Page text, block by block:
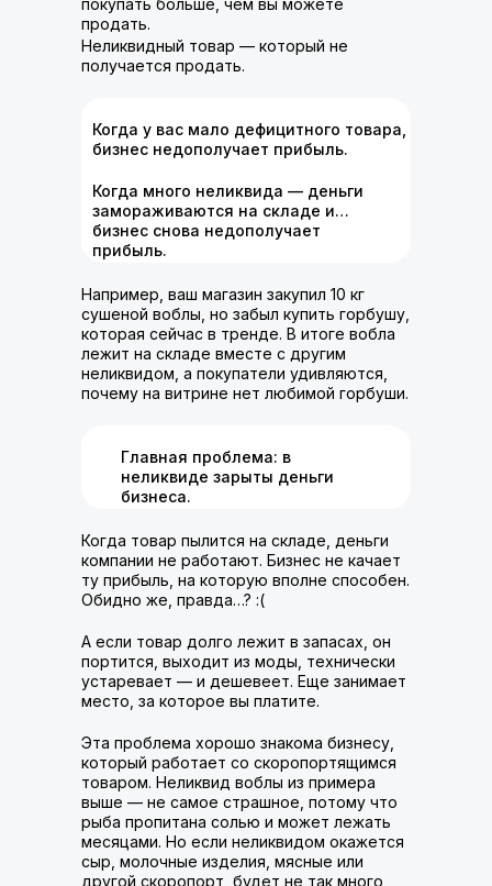
покупать больше, чем вы можете
продать.
Когда у вас мало дефицитного товара,
бизнес недополучает прибыль.
Неликвидный товар — который не
получается продать.
Например, ваш магазин закупил 10 кг
сушеной воблы, но забыл купить горбушу,
которая сейчас в тренде. В итоге вобла
лежит на складе вместе с другим
неликвидом, а покупатели удивляются,
почему на витрине нет любимой горбуши.
Когда много неликвида — деньги
замораживаются на складе и…
бизнес снова недополучает
прибыль.
Главная проблема: в
неликвиде зарыты деньги
бизнеса.
Когда товар пылится на складе, деньги
компании не работают. Бизнес не качает
ту прибыль, на которую вполне способен.
Обидно же, правда…? :(
А если товар долго лежит в запасах, он
портится, выходит из моды, технически
устаревает — и дешевеет. Еще занимает
место, за которое вы платите.
Эта проблема хорошо знакома бизнесу,
который работает со скоропортящимся
товаром. Неликвид воблы из примера
выше — не самое страшное, потому что
рыба пропитана солью и может лежать
месяцами. Но если неликвидом окажется
сыр, молочные изделия, мясные или
другой скоропорт, будет не так много